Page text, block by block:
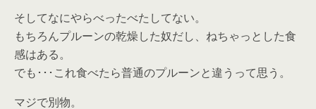
そしてなにやらべったべたしてない。
もちろんプルーンの乾燥した奴だし、ねちゃっとした食
感はある。
でも･･･これ食べたら普通のプルーンと違うって思う。
マジで別物。